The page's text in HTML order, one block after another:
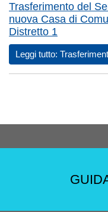
Trasferimento del
nuova Casa di
Distretto 1
Leggi tutto: